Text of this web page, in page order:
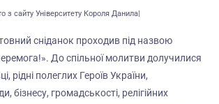
з сайту Університету Короля Данила|
сніданок проходив під назвою
До спільної молитви долучилися
рідні полеглих Героїв України,
бізнесу, громадськості, релігійних